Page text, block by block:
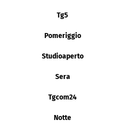
Tg5
Pomeriggio
Studioaperto
Sera
Tgcom24
Notte